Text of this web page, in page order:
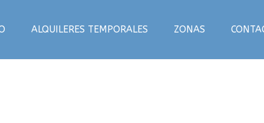
ALQUILERES TEMPORALES ZONAS